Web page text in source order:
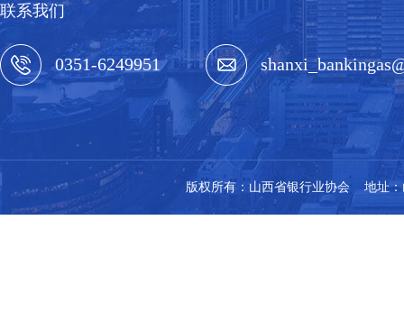
联系我们
0351-6249951
版权所有：山西省银行业协会 地址